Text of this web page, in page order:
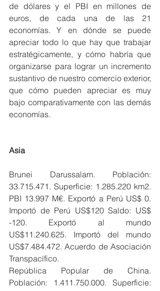
de dólares y el PBI en millones de
euros, de cada una de las 21
economías. Y en dónde se puede
apreciar todo lo que hay que trabajar
estratégicamente, y cómo habría que
organizarse para lograr un incremento
sustantivo de nuestro comercio exterior,
que cómo pueden apreciar es muy
bajo comparativamente con las demás
economías.
Asia
Brunei Darussalam. Población:
33.715.471. Superficie: 1.285.220 km2.
PBI 13.997 M€. Exportó a Perú US$ 0.
Importó de Perú US$120 Saldo: US$
-120. Exportó al mundo
US$11.240.625. Importó del mundo
US$7.484.472. Acuerdo de Asociación
Transpacífico.
República Popular de China.
Población: 1.411.750.000. Superficie: